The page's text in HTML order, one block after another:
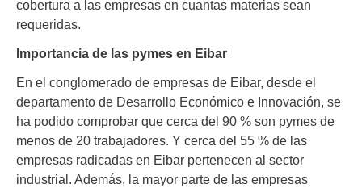
cobertura a las empresas en cuantas materias sean
requeridas.
Importancia de las pymes en Eibar
En el conglomerado de empresas de Eibar, desde el
departamento de Desarrollo Económico e Innovación, se
ha podido comprobar que cerca del 90 % son pymes de
menos de 20 trabajadores. Y cerca del 55 % de las
empresas radicadas en Eibar pertenecen al sector
industrial. Además, la mayor parte de las empresas